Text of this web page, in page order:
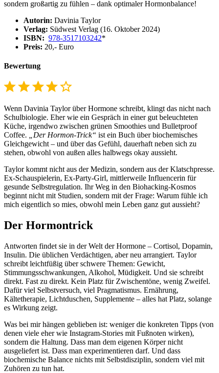
sondern großartig zu fühlen – dank optimaler Hormonbalance!
Autorin: Davinia Taylor
Verlag: Südwest Verlag (16. Oktober 2024)
ISBN: 978-3517103242*
Preis: 20,- Euro
Bewertung
⭐ ⭐
Wenn Davinia Taylor über Hormone schreibt, klingt das nicht nach
Schulbiologie. Eher wie ein Gespräch in einer gut beleuchteten
Küche, irgendwo zwischen grünen Smoothies und Bulletproof
Coffee.
„Der Hormon-Trick“ ist ein Buch über biochemisches
Gleichgewicht – und über das Gefühl, dauerhaft neben sich zu
stehen, obwohl von außen alles halbwegs okay aussieht.
Taylor kommt nicht aus der Medizin, sondern aus der Klatschpresse.
Ex-Schauspielerin, Ex-Party-Girl, mittlerweile Influencerin für
gesunde Selbstregulation. Ihr Weg in den Biohacking-Kosmos
beginnt nicht mit Studien, sondern mit der Frage: Warum fühle ich
mich eigentlich so mies, obwohl mein Leben ganz gut aussieht?
Der Hormontrick
Antworten findet sie in der Welt der Hormone – Cortisol, Dopamin,
Insulin. Die üblichen Verdächtigen, aber neu arrangiert. Taylor
schreibt leichtfüßig über schwere Themen: Gewicht,
Stimmungsschwankungen, Alkohol, Müdigkeit. Und sie schreibt
direkt. Fast zu direkt. Kein Platz für Zwischentöne, wenig Zweifel.
Dafür viel Selbstversuch, viel Pragmatismus. Ernährung,
Kältetherapie, Lichtduschen, Supplemente – alles hat Platz, solange
es Wirkung zeigt.
Was bei mir hängen geblieben ist: weniger die konkreten Tipps (von
denen viele eher wie Instagram-Stories mit Fußnoten wirken),
sondern die Haltung. Dass man dem eigenen Körper nicht
ausgeliefert ist. Dass man experimentieren darf. Und dass
biochemische Balance nichts mit Selbstdisziplin, sondern viel mit
Zuhören zu tun hat.